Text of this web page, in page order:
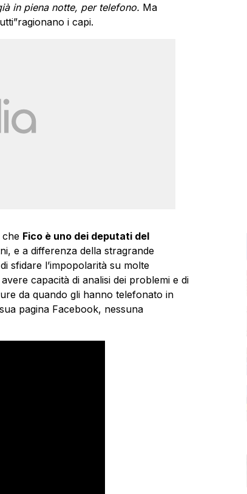
in piena notte, per telefono. Ma
i capi.
che Fico è uno dei deputati del
e a differenza della stragrande
sfidare l’impopolarità su molte
capacità di analisi dei problemi e di
da quando gli hanno telefonato in
pagina Facebook, nessuna